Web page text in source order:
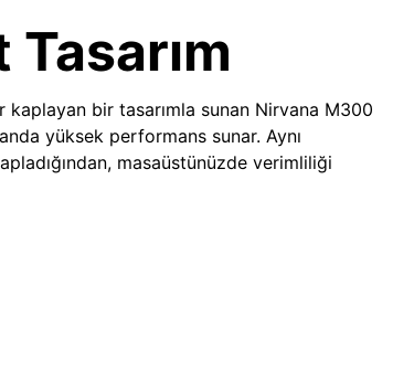
kaplayan bir tasarımla sunan Nirvana M300
yüksek performans sunar. Aynı
masaüstünüzde verimliliği